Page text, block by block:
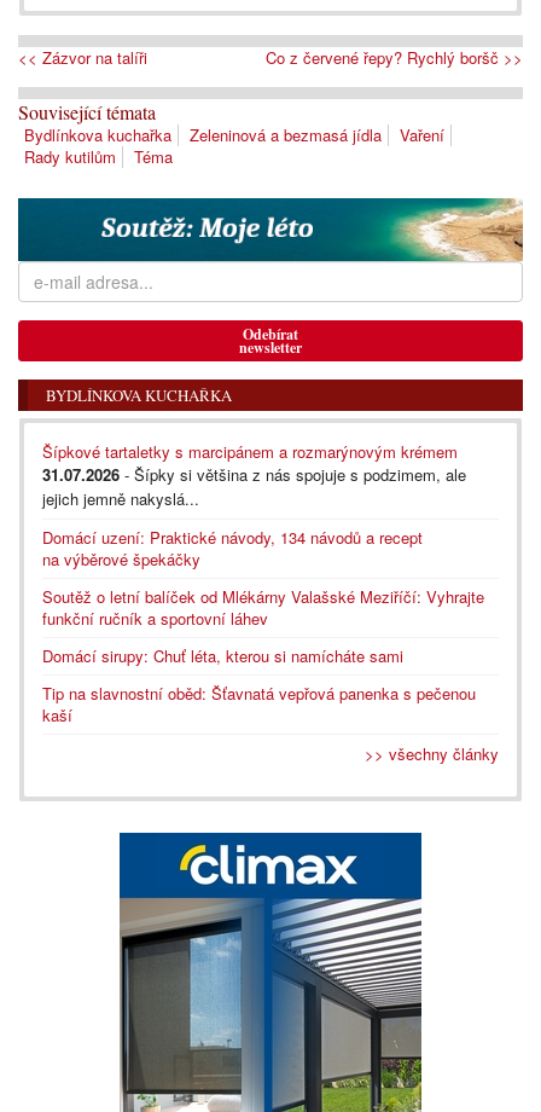
<< Zázvor na talíři Co z červené řepy? Rychlý boršč >>
Související témata
Bydlínkova kuchařka Zeleninová a bezmasá jídla
Vaření
Rady kutilům
Téma
Odebírat
newsletter
BYDLÍNKOVA KUCHAŘKA
Šípkové tartaletky s marcipánem a rozmarýnovým krémem
31.07.2026 - Šípky si většina z nás spojuje s podzimem, ale
jejich jemně nakyslá...
Domácí uzení: Praktické návody, 134 návodů a recept
na výběrové špekáčky
Soutěž o letní balíček od Mlékárny Valašské Meziříčí: Vyhrajte
funkční ručník a sportovní láhev
Domácí sirupy: Chuť léta, kterou si namícháte sami
Tip na slavnostní oběd: Šťavnatá vepřová panenka s pečenou
kaší
>> všechny články